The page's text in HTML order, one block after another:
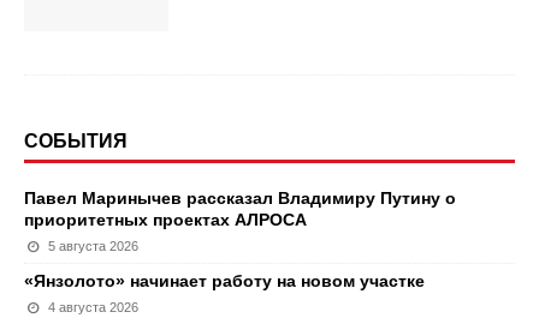
СОБЫТИЯ
Павел Маринычев рассказал Владимиру Путину о
приоритетных проектах АЛРОСА
5 августа 2026
«Янзолото» начинает работу на новом участке
4 августа 2026